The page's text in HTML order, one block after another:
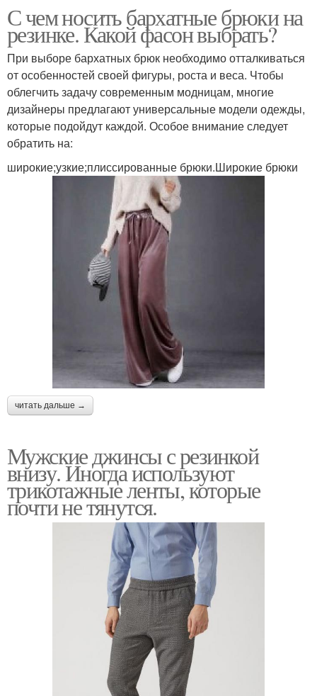
С чем носить бархатные брюки на
резинке. Какой фасон выбрать?
При выборе бархатных брюк необходимо отталкиваться
от особенностей своей фигуры, роста и веса. Чтобы
облегчить задачу современным модницам, многие
дизайнеры предлагают универсальные модели одежды,
которые подойдут каждой. Особое внимание следует
обратить на:
широкие;узкие;плиссированные брюки.Широкие брюки
читать дальше →
Мужские джинсы с резинкой
внизу. Иногда используют
трикотажные ленты, которые
почти не тянутся.